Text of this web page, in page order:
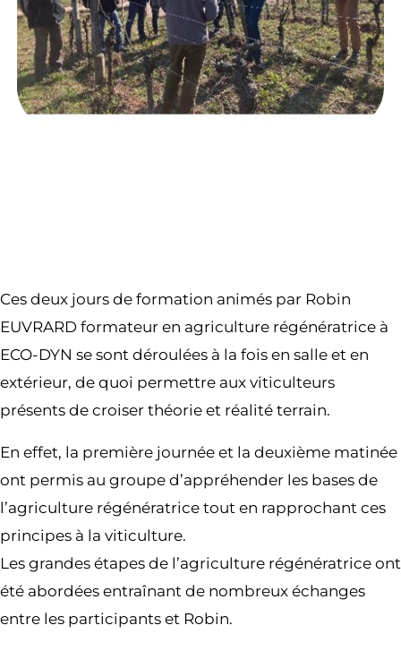
Ces deux jours de formation animés par Robin
EUVRARD formateur en agriculture régénératrice à
ECO-DYN se sont déroulées à la fois en salle et en
extérieur, de quoi permettre aux viticulteurs
présents de croiser théorie et réalité terrain.
En effet, la première journée et la deuxième matinée
ont permis au groupe d’appréhender les bases de
l’agriculture régénératrice tout en rapprochant ces
principes à la viticulture.
Les grandes étapes de l’agriculture régénératrice ont
été abordées entraînant de nombreux échanges
entre les participants et Robin.